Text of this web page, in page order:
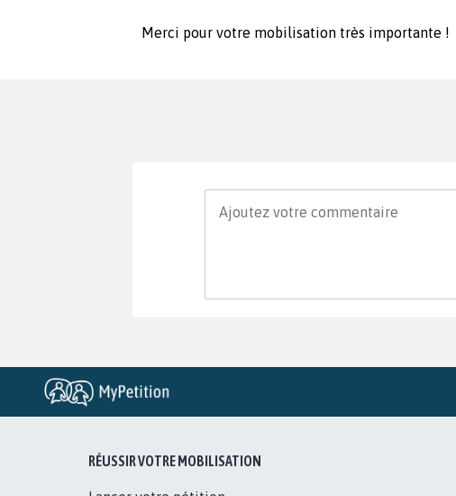
Merci pour votre mobilisation très importante !
RÉUSSIR VOTRE MOBILISATION